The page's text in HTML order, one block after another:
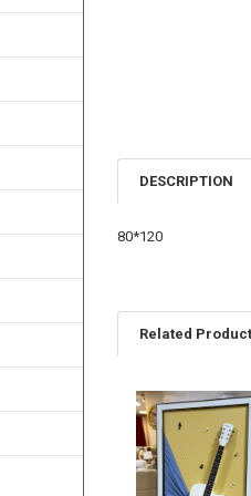
DESCRIPTION
80*120
Related
Related
Products